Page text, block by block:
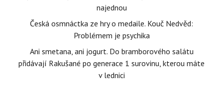
najednou
Česká osmnáctka ze hry o medaile. Kouč Nedvěd:
Problémem je psychika
Ani smetana, ani jogurt. Do bramborového salátu
přidávají Rakušané po generace 1 surovinu, kterou máte
v lednici